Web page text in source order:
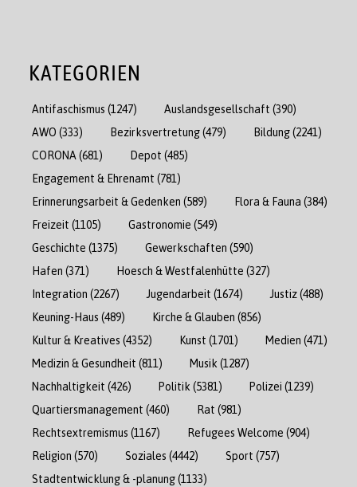
KATEGORIEN
Antifaschismus (1247) Auslandsgesellschaft (390)
AWO (333) Bezirksvertretung(479) Bildung(2241)
CORONA (681) Depot (485)
Engagement & Ehrenamt (781)
Erinnerungsarbeit & Gedenken (589) Flora & Fauna (384)
Freizeit (1105) Gastronomie (549)
Geschichte (1375) Gewerkschaften (590)
Hafen (371) Hoesch & Westfalenhütte (327)
Integration (2267) Jugendarbeit (1674) Justiz(488)
Keuning-Haus (489) Kirche & Glauben (856)
Kultur & Kreatives (4352) Kunst (1701) Medien (471)
Medizin & Gesundheit (811) Musik (1287)
Nachhaltigkeit (426) Politik (5381) Polizei (1239)
Quartiersmanagement (460) Rat (981)
Rechtsextremismus (1167) Refugees Welcome (904)
Religion (570) Soziales (4442) Sport (757)
Stadtentwicklung & -planung(1133)